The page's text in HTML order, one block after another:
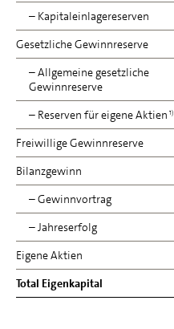
– Kapitaleinlagereserven
Gesetzliche Gewinnreserve
– Allgemeine gesetzliche
Gewinnreserve
– Reserven für eigene Aktien1)
Freiwillige Gewinnreserve
Bilanzgewinn
– Gewinnvortrag
– Jahreserfolg
Eigene Aktien
Total Eigenkapital
– Kapitaleinlagereserven
Gesetzliche Gewinnreserve
– Allgemeine gesetzliche
Gewinnreserve
– Reserven für eigene Aktien1)
Freiwillige Gewinnreserve
Bilanzgewinn
– Gewinnvortrag
– Jahreserfolg
Eigene Aktien
Total Eigenkapital